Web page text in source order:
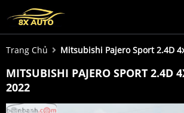
Trang Chủ Mitsubishi Pajero Sport 2.4D
MITSUBISHI PAJERO SPORT 2.4D
2022